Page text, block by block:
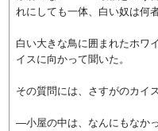
れにしても一体、白い奴は何
白い大きな鳥に囲まれたホワ
イスに向かって聞いた。
その質問には、さすがのカイ
―小屋の中は、なんにもなか